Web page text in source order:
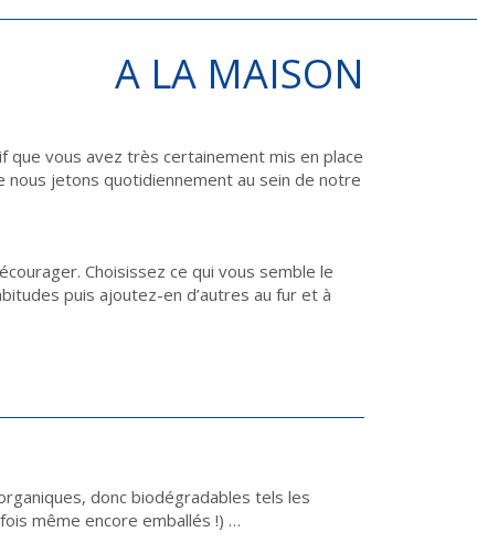
A LA MAISON
que vous avez très certainement mis en place
jetons quotidiennement au sein de notre
Choisissez ce qui vous semble le
puis ajoutez-en d’autres au fur et à
donc biodégradables tels les
même encore emballés !) …